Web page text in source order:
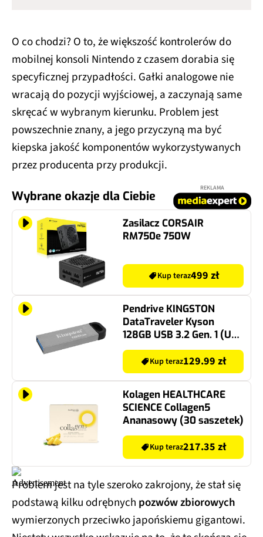
O co chodzi? O to, że większość kontrolerów do
mobilnej konsoli Nintendo z czasem dorabia się
specyficznej przypadłości. Gałki analogowe nie
wracają do pozycji wyjściowej, a zaczynają same
skręcać w wybranym kierunku. Problem jest
powszechnie znany, a jego przyczyną ma być
kiepska jakość komponentów wykorzystywanych
przez producenta przy produkcji.
Wybrane okazje dla Ciebie
REKLAMA
Zasilacz CORSAIR
RM750e 750W
Kup teraz499 zł
Pendrive KINGSTON
DataTraveler Kyson
128GB USB 3.2 Gen. 1 (USB
3.0), Odczyt 200Mb/s,
Zapis 60Mb/s Srebrno-
czarny
Kup teraz129.99 zł
Kolagen HEALTHCARE
SCIENCE Collagen5
Ananasowy (30 saszetek)
Kup teraz217.35 zł
Problem jest na tyle szeroko zakrojony, że stał się
podstawą kilku odrębnych pozwów zbiorowych
wymierzonych przeciwko japońskiemu gigantowi.